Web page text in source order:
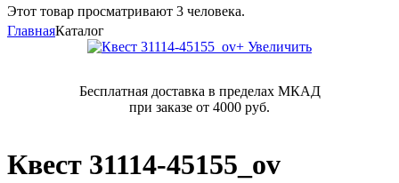
Этот товар просматривают 3 человека.
ГлавнаяКаталог
+ Увеличить
Бесплатная доставка в пределах МКАД
при заказе от 4000 руб.
Квест 31114-45155_ov